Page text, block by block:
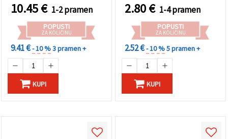
10.45€ 1-2 pramen
POPUSTI
ZA KOLIČINU
9.41 €- 10 %3 pramen +
KUPI
2.80€ 1-4 pramen
POPUSTI
ZA KOLIČINU
2.52 €- 10 %5 pramen +
KUPI